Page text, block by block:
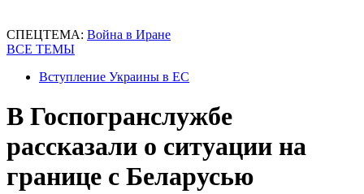
СПЕЦТЕМА: Война в Иране
ВСЕ ТЕМЫ
Вступление Украины в ЕС
В Госпогранслужбе
рассказали о ситуации на
границе с Беларусью